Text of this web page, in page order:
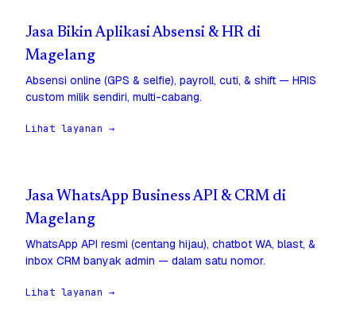
Jasa Bikin Aplikasi Absensi & HR di
Magelang
Absensi online (GPS & selfie), payroll, cuti, & shift — HRIS
custom milik sendiri, multi-cabang.
Lihat layanan →
Jasa WhatsApp Business API & CRM di
Magelang
WhatsApp API resmi (centang hijau), chatbot WA, blast, &
inbox CRM banyak admin — dalam satu nomor.
Lihat layanan →